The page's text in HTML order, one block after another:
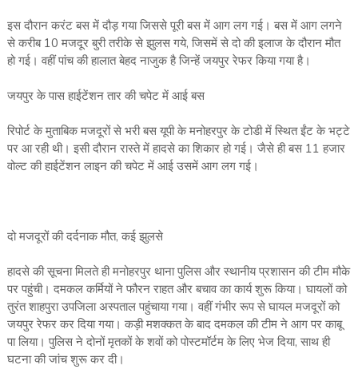
इस दौरान करंट बस में दौड़ गया जिससे पूरी बस में आग लग गई। बस में आग लगने
से करीब 10 मजदूर बुरी तरीके से झुलस गये, जिसमें से दो की इलाज के दौरान मौत
हो गई। वहीं पांच की हालात बेहद नाजुक है जिन्हें जयपुर रेफर किया गया है।
जयपुर के पास हाईटेंशन तार की चपेट में आई बस
रिपोर्ट के मुताबिक मजदूरों से भरी बस यूपी के मनोहरपुर के टोडी में स्थित ईंट के भट्टे
पर आ रही थी। इसी दौरान रास्ते में हादसे का शिकार हो गई। जैसे ही बस 11 हजार
वोल्ट की हाईटेंशन लाइन की चपेट में आई उसमें आग लग गई।
दो मजदूरों की दर्दनाक मौत, कई झुलसे
हादसे की सूचना मिलते ही मनोहरपुर थाना पुलिस और स्थानीय प्रशासन की टीम मौके
पर पहुंची। दमकल कर्मियों ने फौरन राहत और बचाव का कार्य शुरू किया। घायलों को
तुरंत शाहपुरा उपजिला अस्पताल पहुंचाया गया। वहीं गंभीर रूप से घायल मजदूरों को
जयपुर रेफर कर दिया गया। कड़ी मशक्कत के बाद दमकल की टीम ने आग पर काबू
पा लिया। पुलिस ने दोनों मृतकों के शवों को पोस्टमॉर्टम के लिए भेज दिया, साथ ही
घटना की जांच शुरू कर दी।